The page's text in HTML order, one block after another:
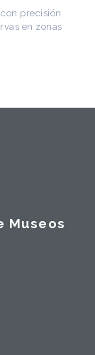
más de
Museos